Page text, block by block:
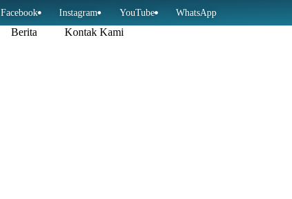
Facebook Instagram YouTube WhatsApp
Berita Kontak Kami